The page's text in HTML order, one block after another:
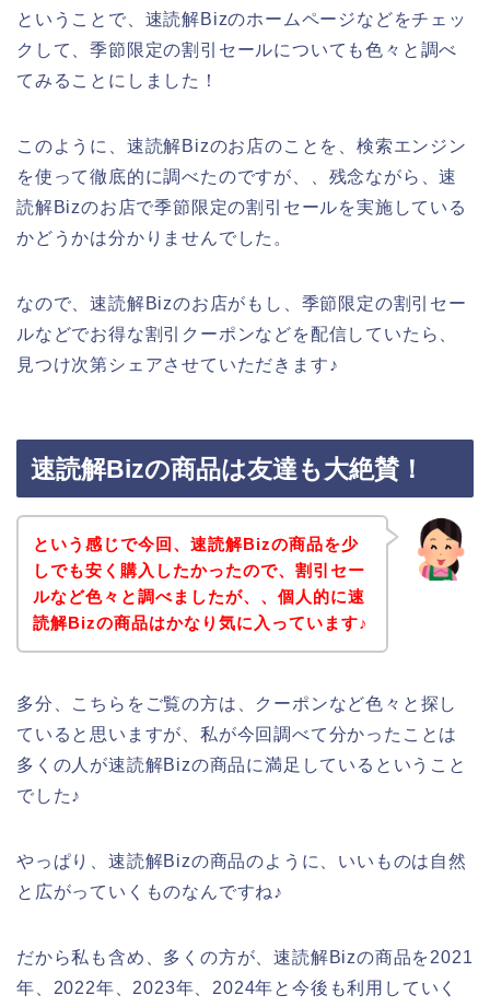
ということで、速読解Bizのホームページなどをチェッ
クして、季節限定の割引セールについても色々と調べ
てみることにしました！
このように、速読解Bizのお店のことを、検索エンジン
を使って徹底的に調べたのですが、、残念ながら、速
読解Bizのお店で季節限定の割引セールを実施している
かどうかは分かりませんでした。
なので、速読解Bizのお店がもし、季節限定の割引セー
ルなどでお得な割引クーポンなどを配信していたら、
見つけ次第シェアさせていただきます♪
速読解Bizの商品は友達も大絶賛！
という感じで今回、速読解Bizの商品を少
しでも安く購入したかったので、割引セー
ルなど色々と調べましたが、、個人的に速
読解Bizの商品はかなり気に入っています♪
多分、こちらをご覧の方は、クーポンなど色々と探し
ていると思いますが、私が今回調べて分かったことは
多くの人が速読解Bizの商品に満足しているということ
でした♪
やっぱり、速読解Bizの商品のように、いいものは自然
と広がっていくものなんですね♪
だから私も含め、多くの方が、速読解Bizの商品を2021
年、2022年、2023年、2024年と今後も利用していく